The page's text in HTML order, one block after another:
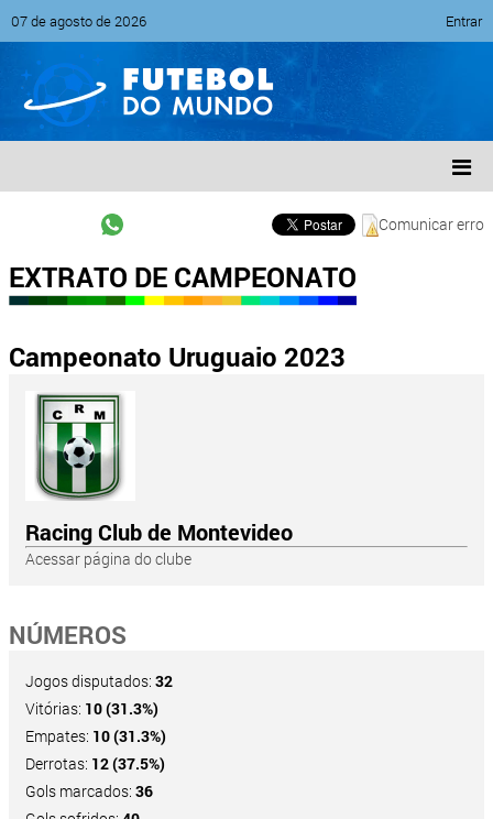
07 de agosto de 2026 Entrar
Comunicar erro
EXTRATO DE CAMPEONATO
Campeonato Uruguaio 2023
Racing Club de Montevideo
Acessar página do clube
NÚMEROS
Jogos disputados: 32
Vitórias: 10 (31.3%)
Empates: 10 (31.3%)
Derrotas: 12 (37.5%)
Gols marcados: 36